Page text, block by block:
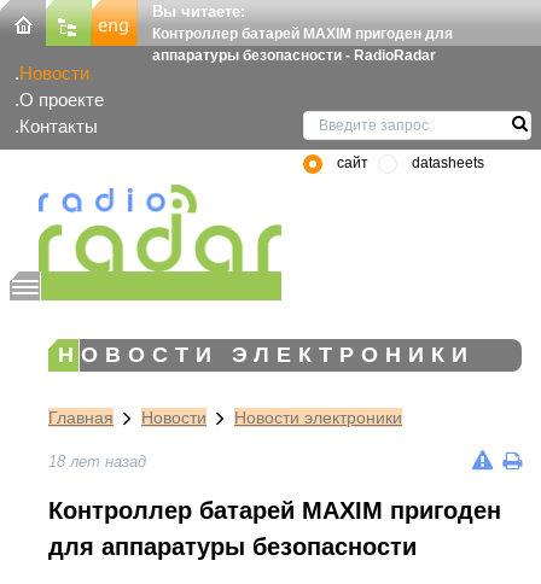
Вы читаете:
Контроллер батарей MAXIM пригоден для
аппаратуры безопасности - RadioRadar
Новости
О проекте
Контакты
сайт datasheets
НОВОСТИ ЭЛЕКТРОНИКИ
Главная Новости Новости электроники
18 лет назад
Контроллер батарей MAXIM пригоден
для аппаратуры безопасности